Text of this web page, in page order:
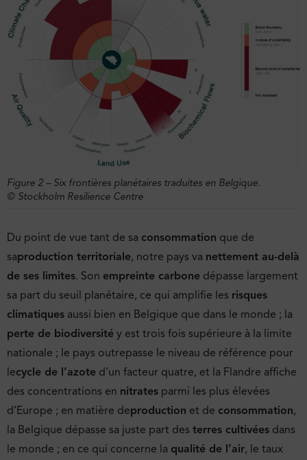
Figure 2 – Six frontières planétaires traduites en Belgique.
© Stockholm Resilience Centre
Du point de vue tant de sa consommation que de
saproduction territoriale, notre pays va nettement au-delà
de ses limites. Son empreinte carbone dépasse largement
sa part du seuil planétaire, ce qui amplifie les risques
climatiques aussi bien en Belgique que dans le monde ; la
perte de biodiversité y est trois fois supérieure à la limite
nationale ; le pays outrepasse le niveau de référence pour
lecycle de l’azote d’un facteur quatre, et la Flandre affiche
des concentrations en nitrates parmi les plus élevées
d’Europe ; en matière deproduction et de consommation,
la Belgique dépasse sa juste part des terres cultivées dans
le monde ; en ce qui concerne la qualité de l’air, le taux